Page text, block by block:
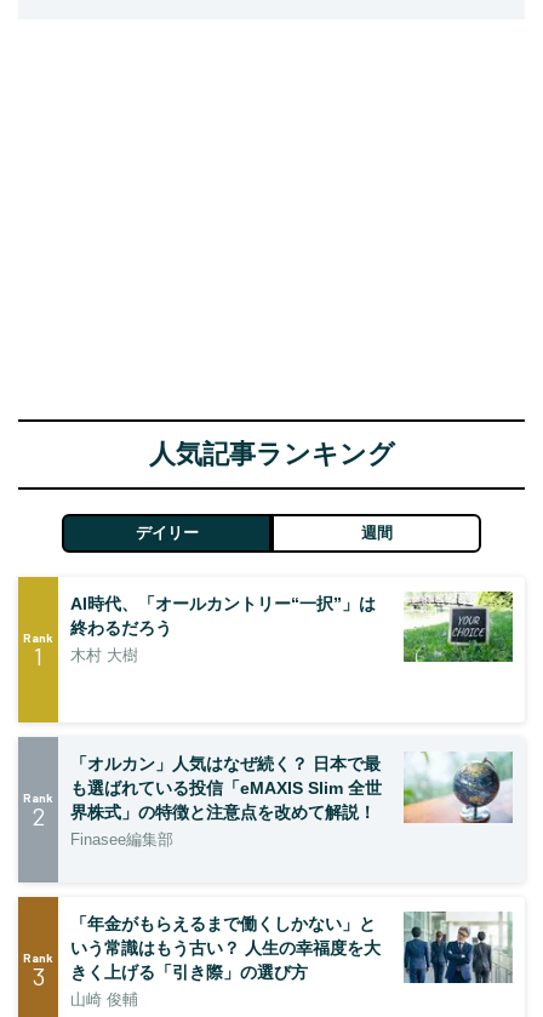
人気記事ランキング
デイリー 週間
Rank
1
AI時代、「オールカントリー“一択”」は
終わるだろう
木村 大樹
Rank
2
「オルカン」人気はなぜ続く？ 日本で最
も選ばれている投信「eMAXIS Slim 全世
界株式」の特徴と注意点を改めて解説！
Finasee編集部
Rank
3
「年金がもらえるまで働くしかない」と
いう常識はもう古い？ 人生の幸福度を大
きく上げる「引き際」の選び方
山崎 俊輔